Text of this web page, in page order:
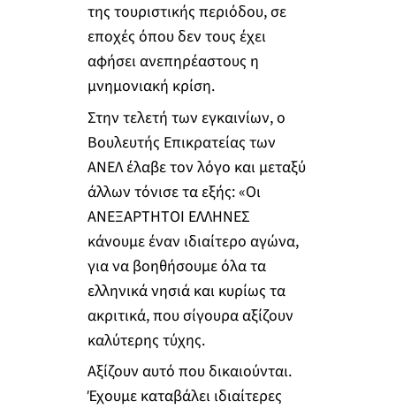
της τουριστικής περιόδου, σε
εποχές όπου δεν τους έχει
αφήσει ανεπηρέαστους η
μνημονιακή κρίση.
Στην τελετή των εγκαινίων, ο
Βουλευτής Επικρατείας των
ΑΝΕΛ έλαβε τον λόγο και μεταξύ
άλλων τόνισε τα εξής: «Οι
ΑΝΕΞΑΡΤΗΤΟΙ ΕΛΛΗΝΕΣ
κάνουμε έναν ιδιαίτερο αγώνα,
για να βοηθήσουμε όλα τα
ελληνικά νησιά και κυρίως τα
ακριτικά, που σίγουρα αξίζουν
καλύτερης τύχης.
Αξίζουν αυτό που δικαιούνται.
Έχουμε καταβάλει ιδιαίτερες